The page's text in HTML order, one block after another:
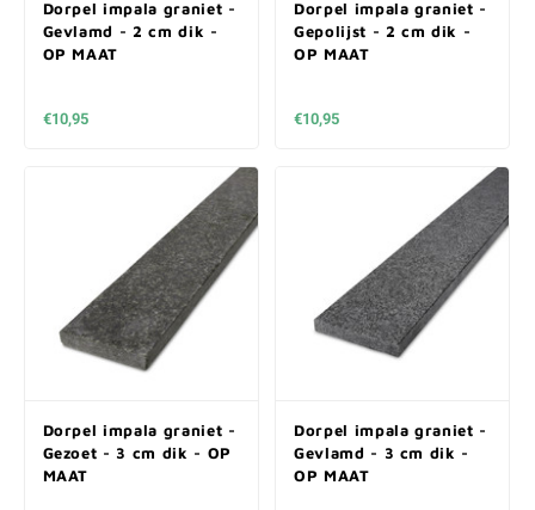
Dorpel impala graniet -
Gevlamd - 2 cm dik -
OP MAAT
€10,95
Dorpel impala graniet -
Gepolijst - 2 cm dik -
OP MAAT
€10,95
Dorpel impala graniet -
Gezoet - 3 cm dik - OP
MAAT
Dorpel impala graniet -
Gevlamd - 3 cm dik -
OP MAAT